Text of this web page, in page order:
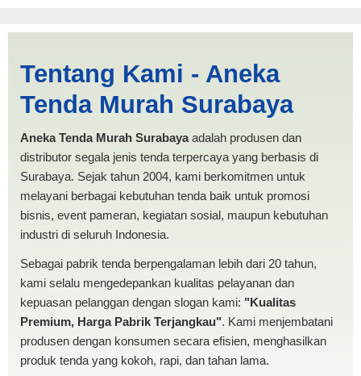
PRODUKSI ANEKA TENDA
MURAH
Tentang Kami - Aneka
Tenda Murah Surabaya
Aneka Tenda Murah Surabayaadalah produsen dan
distributor segala jenis tenda terpercaya yang berbasis di
Surabaya. Sejak tahun 2004, kami berkomitmen untuk
melayani berbagai kebutuhan tenda baik untuk promosi
bisnis, event pameran, kegiatan sosial, maupun kebutuhan
industri di seluruh Indonesia.
Sebagai pabrik tenda berpengalaman lebih dari 20 tahun,
kami selalu mengedepankan kualitas pelayanan dan
kepuasan pelanggan dengan slogan kami: "Kualitas
Premium, Harga Pabrik Terjangkau". Kami menjembatani
produsen dengan konsumen secara efisien, menghasilkan
produk tenda yang kokoh, rapi, dan tahan lama.